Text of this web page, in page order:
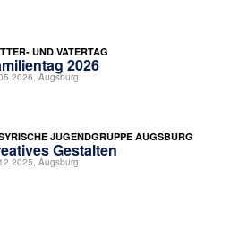
UND VATERTAG
2026
Augsburg
JUGENDGRUPPE AUGSBURG
Gestalten
Augsburg